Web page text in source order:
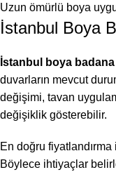
Uzun ömürlü boya
İstanbul Boya
İstanbul boya badana
duvarların mevcut
değişimi, tavan
değişiklik gösterebilir.
En doğru
Böylece ihtiyaçlar